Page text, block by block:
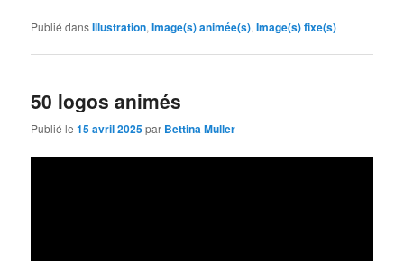
Publié dansIllustration,Image(s) animée(s),Image(s) fixe(s)
50 logos animés
Publié le15 avril 2025par Bettina Muller